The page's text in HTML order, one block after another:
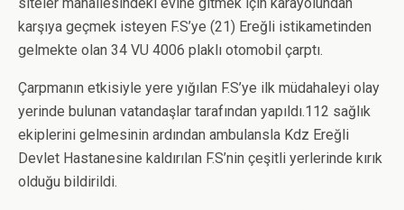
karşıya geçmek isteyen F.S’ye (21) Ereğli istikametinden
gelmekte olan 34 VU 4006 plaklı otomobil çarptı.
Çarpmanın etkisiyle yere yığılan F.S’ye ilk müdahaleyi olay
yerinde bulunan vatandaşlar tarafından yapıldı.112 sağlık
ekiplerini gelmesinin ardından ambulansla Kdz Ereğli
Devlet Hastanesine kaldırılan F.S’nin çeşitli yerlerinde kırık
olduğu bildirildi.